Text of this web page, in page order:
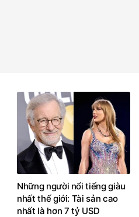
Những người nổi tiếng giàu
nhất thế giới: Tài sản cao
nhất là hơn 7 tỷ USD